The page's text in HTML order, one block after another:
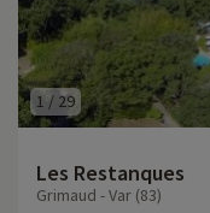
1 / 29
Les Restanques
Grimaud - Var (83)